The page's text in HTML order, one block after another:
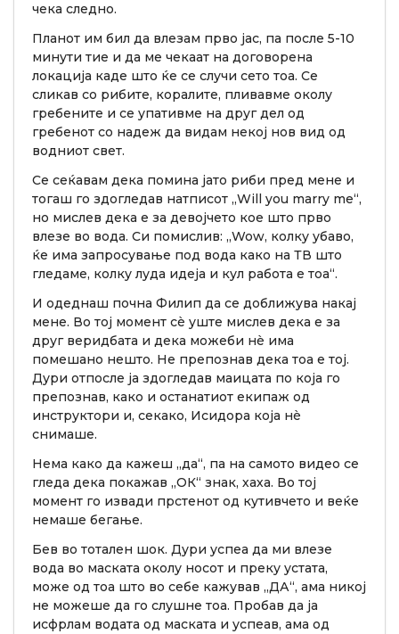
чека следно.
Планот им бил да влезам прво јас, па после 5-10
минути тие и да ме чекаат на договорена
локација каде што ќе се случи сето тоа. Се
сликав со рибите, коралите, пливавме околу
гребените и се упативме на друг дел од
гребенот со надеж да видам некој нов вид од
водниот свет.
Се сеќавам дека помина јато риби пред мене и
тогаш го здогледав натписот „Will you marry me“,
но мислев дека е за девојчето кое што прво
влезе во вода. Си помислив: „Wow, колку убаво,
ќе има запросување под вода како на ТВ што
гледаме, колку луда идеја и кул работа е тоа“.
И одеднаш почна Филип да се доближува накај
мене. Во тој момент сè уште мислев дека е за
друг веридбата и дека можеби нè има
помешано нешто. Не препознав дека тоа е тој.
Дури отпосле ја здогледав маицата по која го
препознав, како и останатиот екипаж од
инструктори и, секако, Исидора која нè
снимаше.
Нема како да кажеш „да“, па на самото видео се
гледа дека покажав „ОК“ знак, хаха. Во тој
момент го извади прстенот од кутивчето и веќе
немаше бегање.
Бев во тотален шок. Дури успеа да ми влезе
вода во маската околу носот и преку устата,
може од тоа што во себе кажував „ДА“, ама никој
не можеше да го слушне тоа. Пробав да ја
исфрлам водата од маската и успеав, ама од